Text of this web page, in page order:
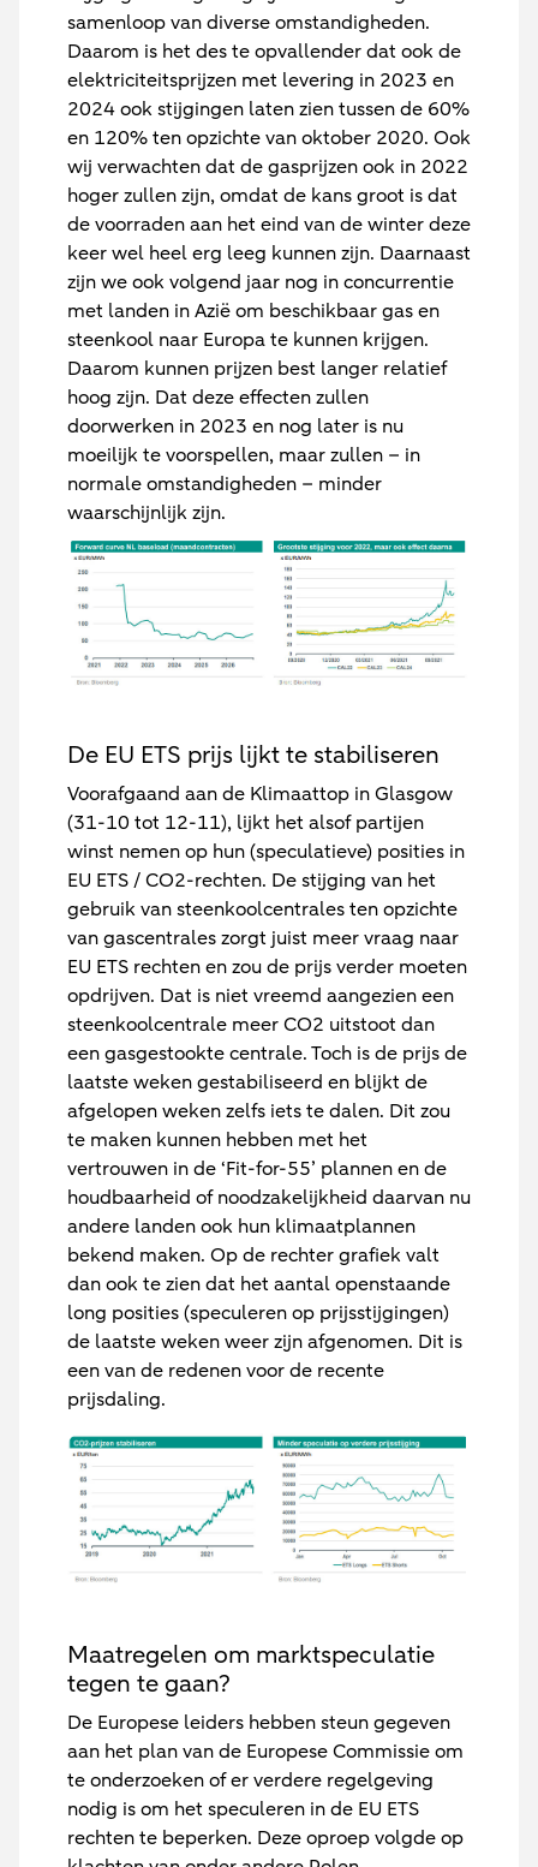
samenloop van diverse omstandigheden.
Daarom is het des te opvallender dat ook de
elektriciteitsprijzen met levering in 2023 en
2024 ook stijgingen laten zien tussen de 60%
en 120% ten opzichte van oktober 2020. Ook
wij verwachten dat de gasprijzen ook in 2022
hoger zullen zijn, omdat de kans groot is dat
de voorraden aan het eind van de winter deze
keer wel heel erg leeg kunnen zijn. Daarnaast
zijn we ook volgend jaar nog in concurrentie
met landen in Azië om beschikbaar gas en
steenkool naar Europa te kunnen krijgen.
Daarom kunnen prijzen best langer relatief
hoog zijn. Dat deze effecten zullen
doorwerken in 2023 en nog later is nu
moeilijk te voorspellen, maar zullen – in
normale omstandigheden – minder
waarschijnlijk zijn.
De EU ETS prijs lijkt te stabiliseren
Voorafgaand aan de Klimaattop in Glasgow
(31-10 tot 12-11), lijkt het alsof partijen
winst nemen op hun (speculatieve) posities in
EU ETS / CO2-rechten. De stijging van het
gebruik van steenkoolcentrales ten opzichte
van gascentrales zorgt juist meer vraag naar
EU ETS rechten en zou de prijs verder moeten
opdrijven. Dat is niet vreemd aangezien een
steenkoolcentrale meer CO2 uitstoot dan
een gasgestookte centrale. Toch is de prijs de
laatste weken gestabiliseerd en blijkt de
afgelopen weken zelfs iets te dalen. Dit zou
te maken kunnen hebben met het
vertrouwen in de ‘Fit-for-55’ plannen en de
houdbaarheid of noodzakelijkheid daarvan nu
andere landen ook hun klimaatplannen
bekend maken. Op de rechter grafiek valt
dan ook te zien dat het aantal openstaande
long posities (speculeren op prijsstijgingen)
de laatste weken weer zijn afgenomen. Dit is
een van de redenen voor de recente
prijsdaling.
Maatregelen om marktspeculatie
tegen te gaan?
De Europese leiders hebben steun gegeven
aan het plan van de Europese Commissie om
te onderzoeken of er verdere regelgeving
nodig is om het speculeren in de EU ETS
rechten te beperken. Deze oproep volgde op